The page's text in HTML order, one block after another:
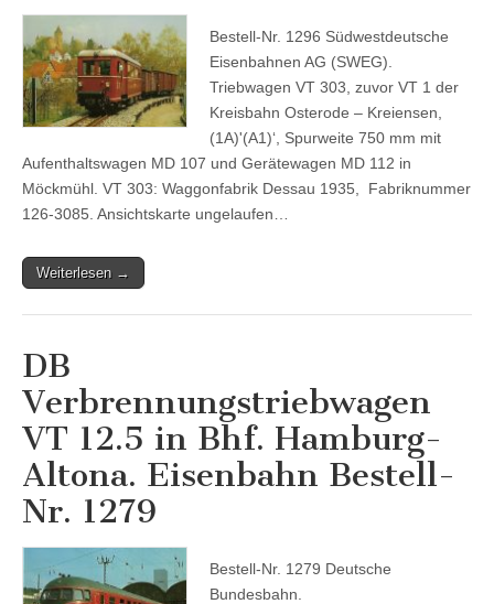
Bestell-Nr. 1296 Südwestdeutsche
Eisenbahnen AG (SWEG).
Triebwagen VT 303, zuvor VT 1 der
Kreisbahn Osterode – Kreiensen,
(1A)'(A1)‘, Spurweite 750 mm mit
Aufenthaltswagen MD 107 und Gerätewagen MD 112 in
Möckmühl. VT 303: Waggonfabrik Dessau 1935, Fabriknummer
126-3085. Ansichtskarte ungelaufen…
Weiterlesen →
DB
Verbrennungstriebwagen
VT 12.5 in Bhf. Hamburg-
Altona. Eisenbahn Bestell-
Nr. 1279
Bestell-Nr. 1279 Deutsche
Bundesbahn.